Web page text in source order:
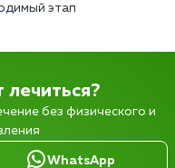
этап
лечиться?
без физического и
WhatsApp